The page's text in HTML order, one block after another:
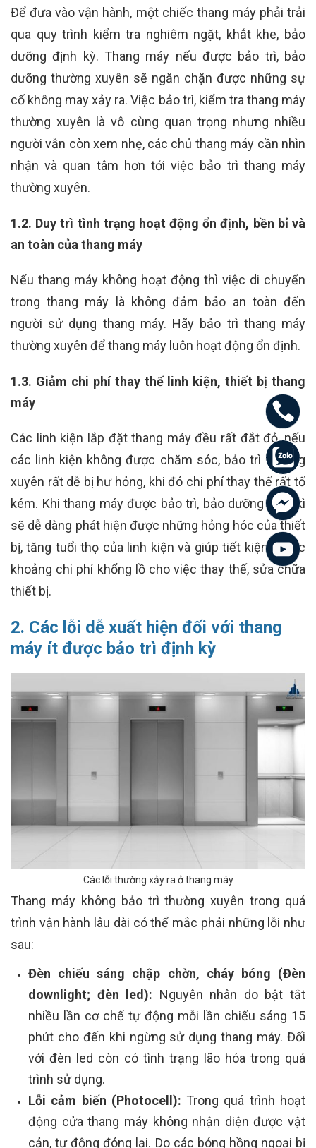
Để đưa vào vận hành, một chiếc thang máy phải trải
qua quy trình kiểm tra nghiêm ngặt, khắt khe, bảo
dưỡng định kỳ. Thang máy nếu được bảo trì, bảo
dưỡng thường xuyên sẽ ngăn chặn được những sự
cố không may xảy ra. Việc bảo trì, kiểm tra thang máy
thường xuyên là vô cùng quan trọng nhưng nhiều
người vẫn còn xem nhẹ, các chủ thang máy cần nhìn
nhận và quan tâm hơn tới việc bảo trì thang máy
thường xuyên.
1.2. Duy trì tình trạng hoạt động ổn định, bền bỉ và
an toàn của thang máy
Nếu thang máy không hoạt động thì việc di chuyển
trong thang máy là không đảm bảo an toàn đến
người sử dụng thang máy. Hãy bảo trì thang máy
thường xuyên để thang máy luôn hoạt động ổn định.
1.3. Giảm chi phí thay thế linh kiện, thiết bị thang
máy
Các linh kiện lắp đặt thang máy đều rất đắt đỏ, nếu
các linh kiện không được chăm sóc, bảo trì thường
xuyên rất dễ bị hư hỏng, khi đó chi phí thay thế rất tố
kém. Khi thang máy được bảo trì, bảo dưỡng định kì
sẽ dễ dàng phát hiện được những hỏng hóc của thiết
bị, tăng tuổi thọ của linh kiện và giúp tiết kiệm được
khoảng chi phí khổng lồ cho việc thay thế, sửa chữa
thiết bị.
2. Các lỗi dễ xuất hiện đối với thang
máy ít được bảo trì định kỳ
Các lỗi thường xảy ra ở thang máy
Thang máy không bảo trì thường xuyên trong quá
trình vận hành lâu dài có thể mắc phải những lỗi như
sau:
Đèn chiếu sáng chập chờn, cháy bóng (Đèn
downlight; đèn led): Nguyên nhân do bật tắt
nhiều lần cơ chế tự động mỗi lần chiếu sáng 15
phút cho đến khi ngừng sử dụng thang máy. Đối
với đèn led còn có tình trạng lão hóa trong quá
trình sử dụng.
Lỗi cảm biến (Photocell): Trong quá trình hoạt
động cửa thang máy không nhận diện được vật
cản, tự động đóng lại. Do các bóng hồng ngoại bị